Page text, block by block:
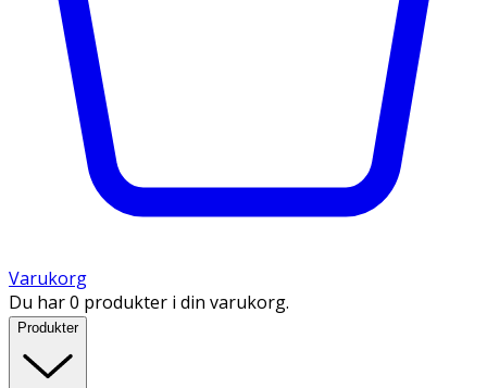
Varukorg
Du har 0 produkter i din varukorg.
Produkter